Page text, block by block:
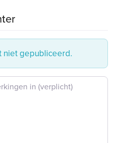
niet gepubliceerd.